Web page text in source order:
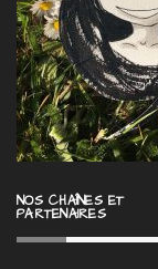
NOS CHAÎNES ET
PARTENAIRES